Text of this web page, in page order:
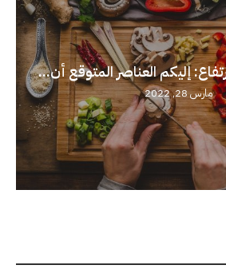
إليكم العناصر المتوقع أن...
مارس 28, 2022